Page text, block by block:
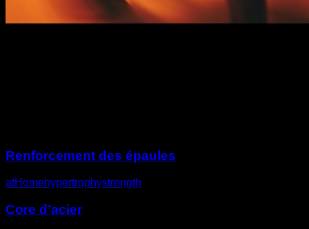
Renforcement des épaules
atHomehypertrophystrength
Core d’acier